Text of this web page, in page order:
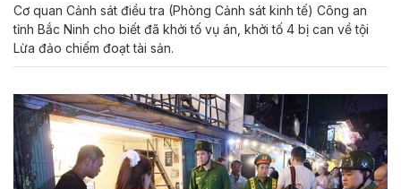
Cơ quan Cảnh sát điều tra (Phòng Cảnh sát kinh tế) Công an
tỉnh Bắc Ninh cho biết đã khởi tố vụ án, khởi tố 4 bị can về tội
Lừa đảo chiếm đoạt tài sản.